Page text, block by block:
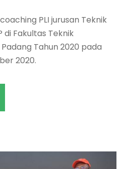
PLI jurusan Teknik
di Fakultas Teknik
Tahun 2020 pada
2020.